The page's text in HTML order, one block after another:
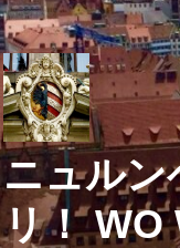
ニュルン
リ！ WO